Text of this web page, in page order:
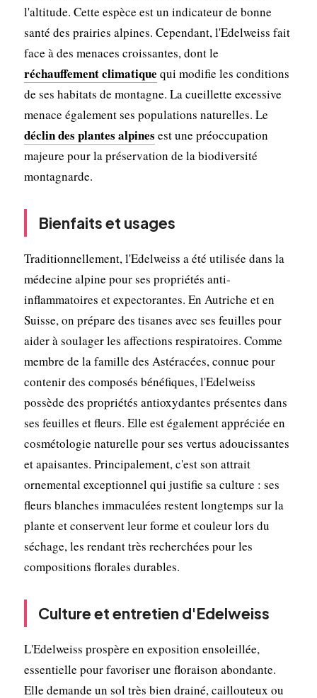
l'altitude. Cette espèce est un indicateur de bonne
santé des prairies alpines. Cependant, l'Edelweiss fait
face à des menaces croissantes, dont le
réchauffement climatique qui modifie les conditions
de ses habitats de montagne. La cueillette excessive
menace également ses populations naturelles. Le
déclin des plantes alpines est une préoccupation
majeure pour la préservation de la biodiversité
montagnarde.
Bienfaits et usages
Traditionnellement, l'Edelweiss a été utilisée dans la
médecine alpine pour ses propriétés anti-
inflammatoires et expectorantes. En Autriche et en
Suisse, on prépare des tisanes avec ses feuilles pour
aider à soulager les affections respiratoires. Comme
membre de la famille des Astéracées, connue pour
contenir des composés bénéfiques, l'Edelweiss
possède des propriétés antioxydantes présentes dans
ses feuilles et fleurs. Elle est également appréciée en
cosmétologie naturelle pour ses vertus adoucissantes
et apaisantes. Principalement, c'est son attrait
ornemental exceptionnel qui justifie sa culture : ses
fleurs blanches immaculées restent longtemps sur la
plante et conservent leur forme et couleur lors du
séchage, les rendant très recherchées pour les
compositions florales durables.
Culture et entretien d'Edelweiss
L'Edelweiss prospère en exposition ensoleillée,
essentielle pour favoriser une floraison abondante.
Elle demande un sol très bien drainé, caillouteux ou